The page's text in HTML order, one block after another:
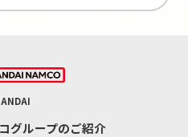
グループのご紹介